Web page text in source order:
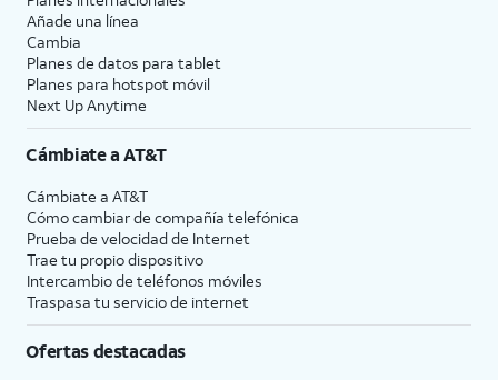
Añade una línea
Cambia
Planes de datos para tablet
Planes para hotspot móvil
Next Up Anytime
Cámbiate aAT&T
Cámbiate a AT&T
Cómo cambiar de compañía telefónica
Prueba de velocidad de Internet
Trae tu propio dispositivo
Intercambio de teléfonos móviles
Traspasa tu servicio de internet
Ofertas destacadas